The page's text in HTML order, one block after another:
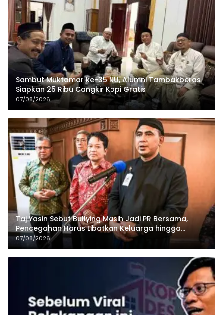
Sambut Muktamar ke-35 NU, Alumni Tambakberas
Siapkan 25 Ribu Cangkir Kopi Gratis
07/08/2026
Taj Yasin Sebut Bullying Masih Jadi PR Bersama,
Pencegahan Harus Libatkan Keluarga hingga
Pesantren
07/08/2026